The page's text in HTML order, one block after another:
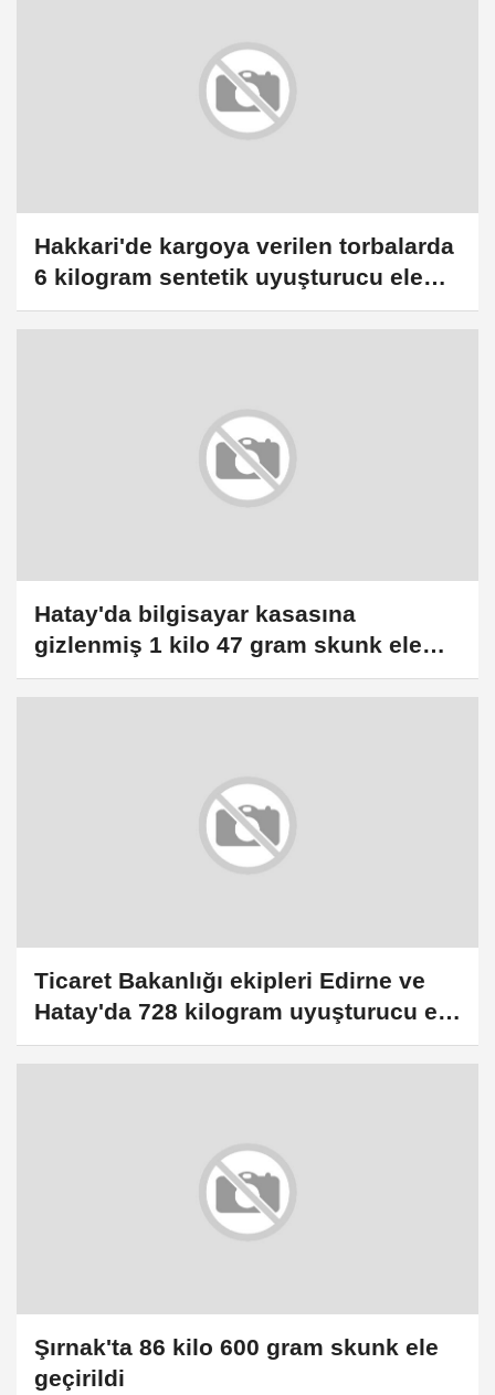
Hakkari'de kargoya verilen torbalarda
6 kilogram sentetik uyuşturucu ele
geçirildi
Hatay'da bilgisayar kasasına
gizlenmiş 1 kilo 47 gram skunk ele
geçirildi
Ticaret Bakanlığı ekipleri Edirne ve
Hatay'da 728 kilogram uyuşturucu ele
geçirdi
Şırnak'ta 86 kilo 600 gram skunk ele
geçirildi